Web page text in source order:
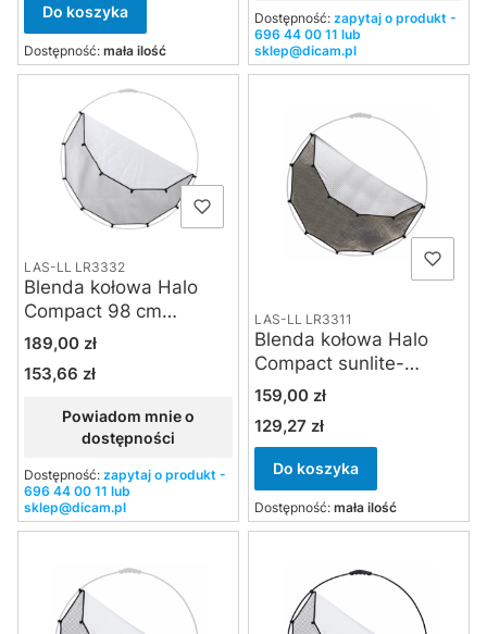
Do koszyka
Dostępność: mała ilość
Dostępność: zapytaj o produkt -
696 44 00 11 lub
sklep@dicam.pl
LAS-LL LR3332
Blenda kołowa Halo
Compact 98 cm
srebrno-biała tylko
tkanina z klipsami
Cena
189,00 zł
Cena
153,66 zł
Powiadom mnie o
dostępności
Dostępność: zapytaj o produkt -
696 44 00 11 lub
sklep@dicam.pl
LAS-LL LR3311
Blenda kołowa Halo
Compact sunlite-
softsilver tylko tkanina
z klipsami
Cena
159,00 zł
Cena
129,27 zł
Do koszyka
Dostępność: mała ilość